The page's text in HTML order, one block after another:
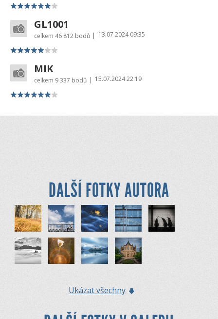
GL1001
celkem 46 812 bodů | 13.07.2024 09:35
MIK
celkem 9 337 bodů | 15.07.2024 22:19
DALŠÍ FOTKY AUTORA
Ukázat všechny